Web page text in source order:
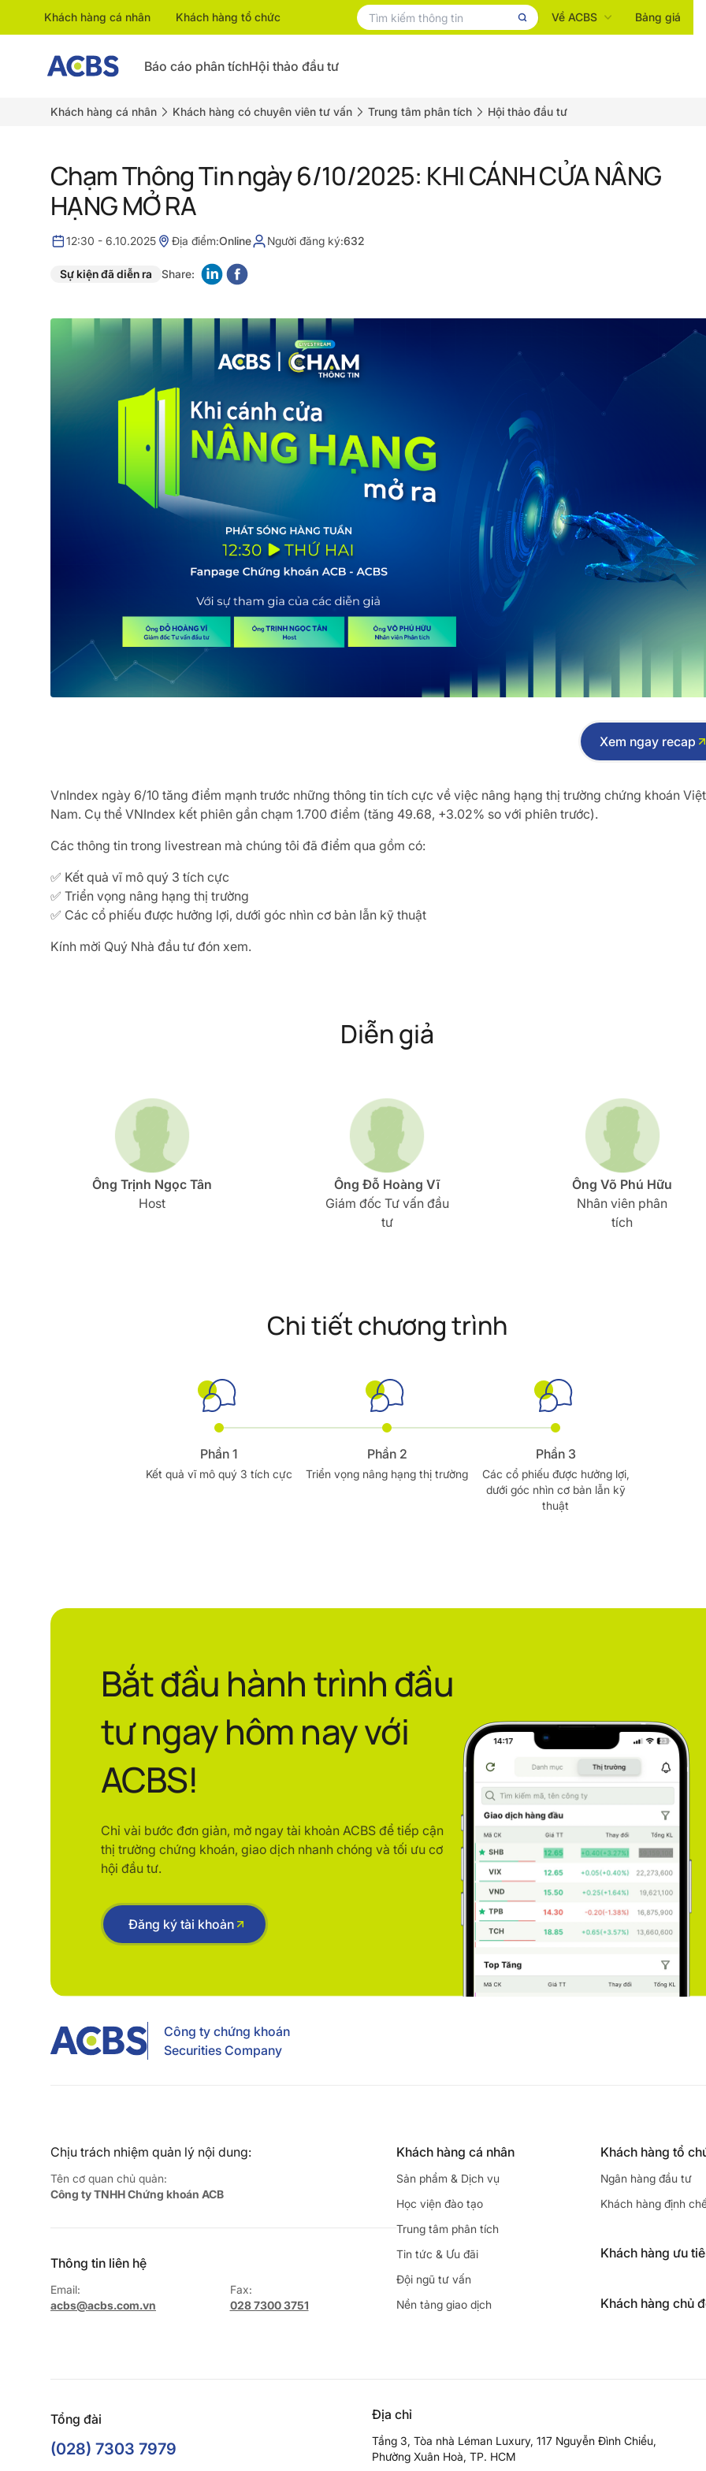
Khách hàng cá nhân Khách hàng tổ chức Về ACBS Bảng giá
Báo cáo phân tíchHội thảo đầu tư
Khách hàng cá nhân Khách hàng có chuyên viên tư vấn Trung tâm phân tích Hội thảo đầu tư
Chạm Thông Tin ngày 6/10/2025: KHI CÁNH CỬA NÂNG
HẠNG MỞ RA
12:30 - 6.10.2025 Địa điểm:Online Người đăng ký:632
Sự kiện đã diễn ra Share:
Xem ngay recap
VnIndex ngày 6/10 tăng điểm mạnh trước những thông tin tích cực về việc nâng hạng thị trường chứng khoán Việt
Nam. Cụ thể VNIndex kết phiên gần chạm 1.700 điểm (tăng 49.68, +3.02% so với phiên trước).
Các thông tin trong livestrean mà chúng tôi đã điểm qua gồm có:
✅ Kết quả vĩ mô quý 3 tích cực
✅ Triển vọng nâng hạng thị trường
✅ Các cổ phiếu được hưởng lợi, dưới góc nhìn cơ bản lẫn kỹ thuật
Kính mời Quý Nhà đầu tư đón xem.
Diễn giả
Ông Trịnh Ngọc Tân
Host
Ông Đỗ Hoàng Vĩ
Giám đốc Tư vấn đầu
tư
Ông Võ Phú Hữu
Nhân viên phân
tích
Chi tiết chương trình
Phần 1
Kết quả vĩ mô quý 3 tích cực
Phần 2
Triển vọng nâng hạng thị trường
Phần 3
Các cổ phiếu được hưởng lợi,
dưới góc nhìn cơ bản lẫn kỹ
thuật
Bắt đầu hành trình đầu
tư ngay hôm nay với
ACBS!
Chỉ vài bước đơn giản, mở ngay tài khoản ACBS để tiếp cận
thị trường chứng khoán, giao dịch nhanh chóng và tối ưu cơ
hội đầu tư.
Đăng ký tài khoản
Công ty chứng khoán
Securities Company
Chịu trách nhiệm quản lý nội dung:
Tên cơ quan chủ quản:
Công ty TNHH Chứng khoán ACB
Thông tin liên hệ
Email:
acbs@acbs.com.vn
Fax:
028 7300 3751
Khách hàng cá nhân
Sản phẩm & Dịch vụ
Học viện đào tạo
Trung tâm phân tích
Tin tức & Ưu đãi
Đội ngũ tư vấn
Nền tảng giao dịch
Khách hàng tổ
Ngân hàng đầu tư
Khách hàng định
Khách hàng ưu
Khách hàng chủ
Tổng đài
(028) 7303 7979
Địa chỉ
Tầng 3, Tòa nhà Léman Luxury, 117 Nguyễn Đình Chiểu,
Phường Xuân Hoà, TP. HCM